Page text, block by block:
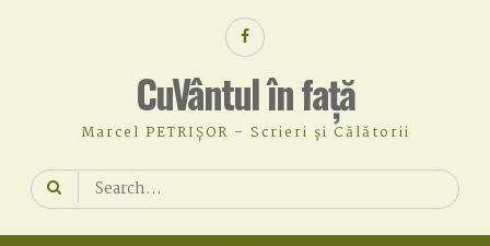
Facebook
CuVântul în față
Marcel PETRIȘOR – Scrieri și Călătorii
Search
for: